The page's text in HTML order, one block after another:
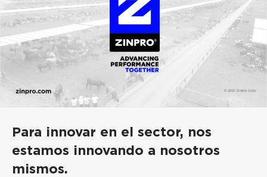
Para innovar en el sector, nos
estamos innovando a nosotros
mismos.